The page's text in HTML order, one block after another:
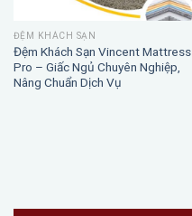
ĐỆM KHÁCH SẠN
Đệm Khách Sạn Vincent Mattress
Pro – Giấc Ngủ Chuyên Nghiệp,
Nâng Chuẩn Dịch Vụ